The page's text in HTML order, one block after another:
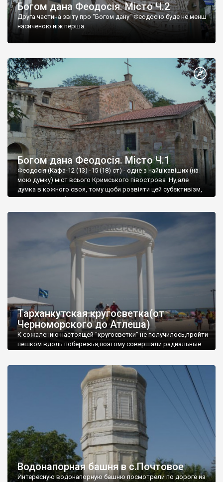
Богом дана Феодосія. Місто Ч.2
Друга частина звіту про "Богом дану" Феодосію буде не менш
насиченою ніж перша.
Богом дана Феодосія. Місто Ч.1
Феодосія (Кафа-12 (13) -15 (18) ст) - одне з найцікавіших (на
мою думку) міст всього Кримського півострова .Ну,але
думка в кожного своя, тому щоби розвіяти цей субєктивізм,
запрошую відвідати це
Тарханкутская кругосветка(от
Черноморского до Атлеша)
К сожалению настоящей "кругосветки" не получилось,пройти
пешком вдоль побережья,поэтому совершали радиальные
Водонапорная башня в с.Почтовое
Интересную водонапорную башню посмотрели по дороге из